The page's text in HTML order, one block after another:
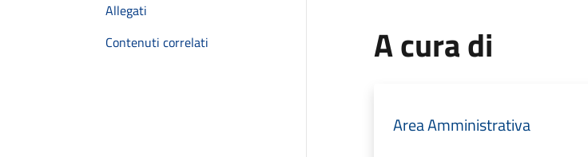
Allegati
Contenuti correlati
A cura di
Area Amministrativa